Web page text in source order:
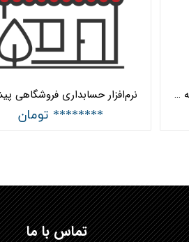
******** تومان
نرم‌افزار حسابداری شرکتی پیشرفته دو کاربره هلو APEX کد (25)
تماس با ما